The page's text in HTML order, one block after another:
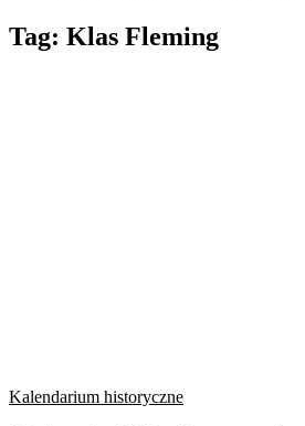
Tag: Klas Fleming
Kalendarium historyczne